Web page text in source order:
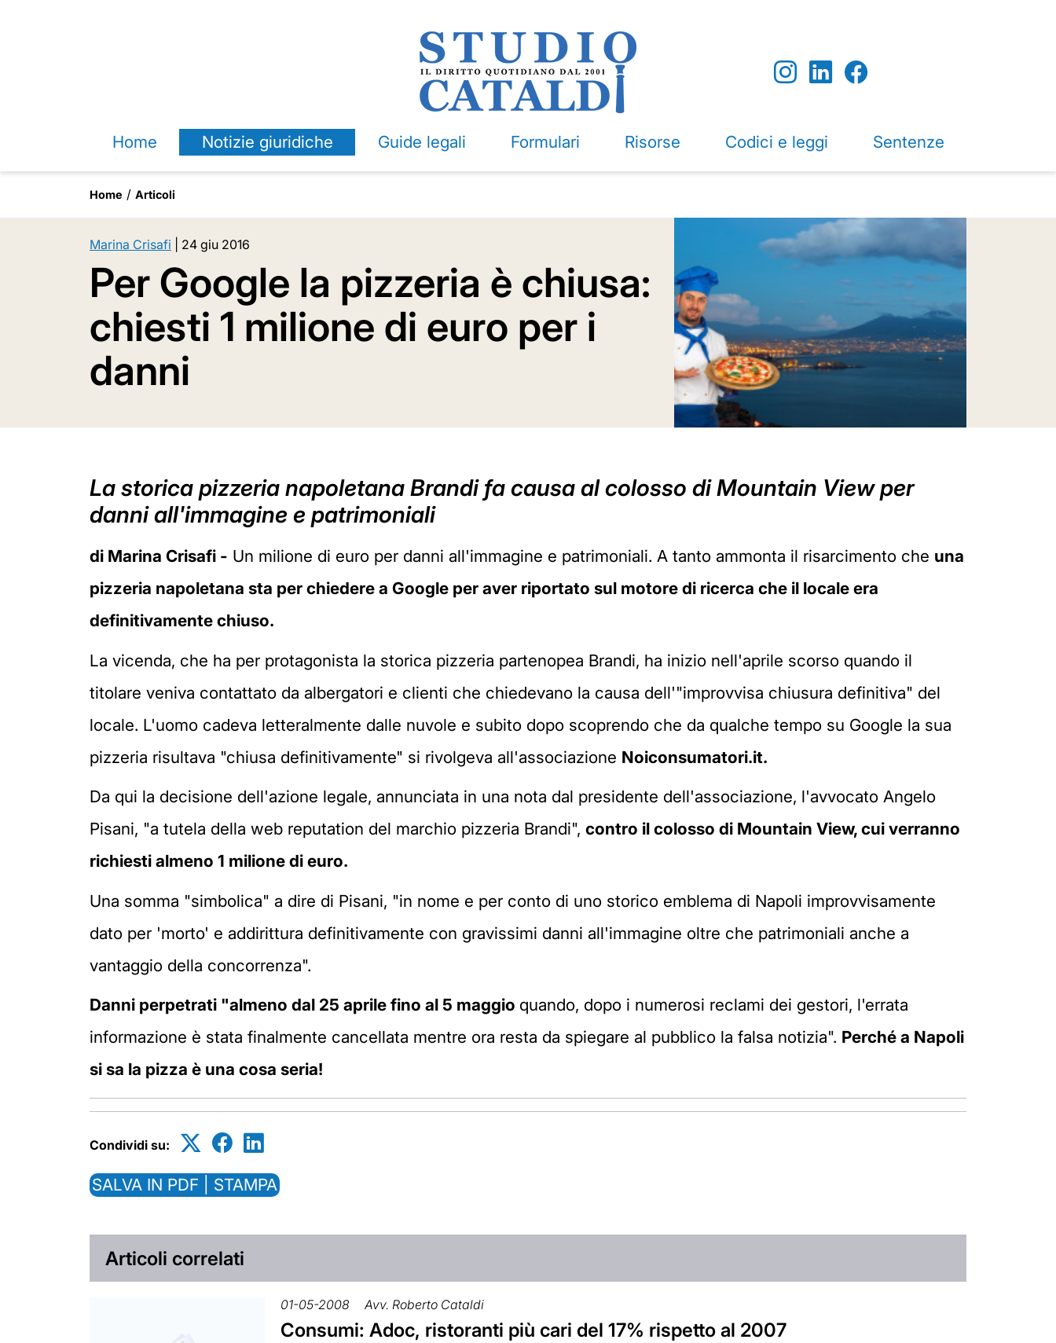
Home Notizie giuridiche Guide legali Formulari Risorse Codici e leggi Sentenze
Home Articoli
Marina Crisafi 24 giu 2016
Per Google la pizzeria è chiusa:
chiesti 1 milione di euro per i
danni
La storica pizzeria napoletana Brandi fa causa al colosso di Mountain View per
danni all'immagine e patrimoniali
di Marina Crisafi - Un milione di euro per danni all'immagine e patrimoniali. A tanto ammonta il risarcimento che una
pizzeria napoletana sta per chiedere a Google per aver riportato sul motore di ricerca che il locale era
definitivamente chiuso.
La vicenda, che ha per protagonista la storica pizzeria partenopea Brandi, ha inizio nell'aprile scorso quando il
titolare veniva contattato da albergatori e clienti che chiedevano la causa dell'"improvvisa chiusura definitiva" del
locale. L'uomo cadeva letteralmente dalle nuvole e subito dopo scoprendo che da qualche tempo su Google la sua
pizzeria risultava "chiusa definitivamente" si rivolgeva all'associazione Noiconsumatori.it.
Da qui la decisione dell'azione legale, annunciata in una nota dal presidente dell'associazione, l'avvocato Angelo
Pisani, "a tutela della web reputation del marchio pizzeria Brandi", contro il colosso di Mountain View, cui verranno
richiesti almeno 1 milione di euro.
Una somma "simbolica" a dire di Pisani, "in nome e per conto di uno storico emblema di Napoli improvvisamente
dato per 'morto' e addirittura definitivamente con gravissimi danni all'immagine oltre che patrimoniali anche a
vantaggio della concorrenza".
Danni perpetrati "almeno dal 25 aprile fino al 5 maggio quando, dopo i numerosi reclami dei gestori, l'errata
informazione è stata finalmente cancellata mentre ora resta da spiegare al pubblico la falsa notizia". Perché a Napoli
si sa la pizza è una cosa seria!
Condividi su:
SALVA IN PDF | STAMPA
Articoli correlati
01-05-2008 Avv. Roberto Cataldi
Consumi: Adoc, ristoranti più cari del 17% rispetto al 2007